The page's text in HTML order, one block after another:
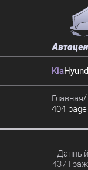
Kia
Главная
404 page
Данный
437